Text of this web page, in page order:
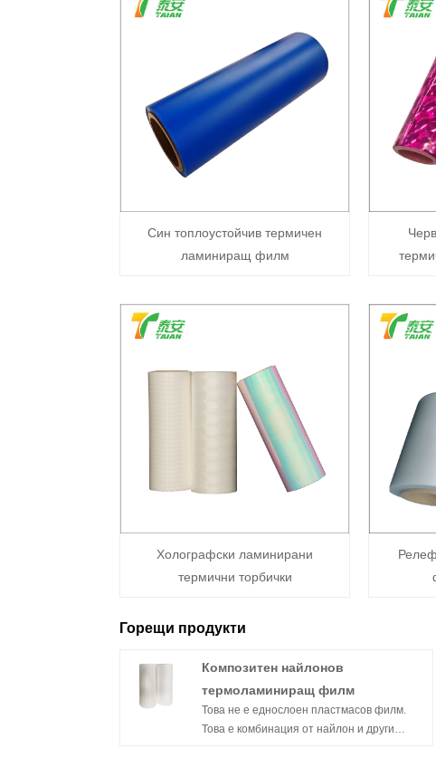
Син топлоустойчив термичен
ламиниращ филм
Холографски ламинирани
термични торбички
Горещи продукти
Композитен найлонов
термоламиниращ филм
Това не е еднослоен пластмасов филм.
Това е комбинация от найлон и други